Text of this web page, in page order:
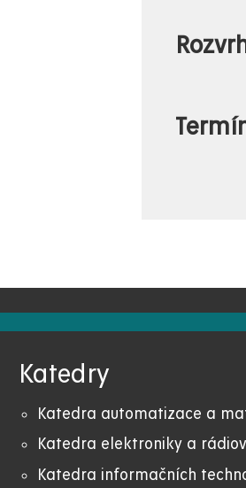
Katedry
Katedra automatizace a
Katedra elektroniky a
Katedra informačních